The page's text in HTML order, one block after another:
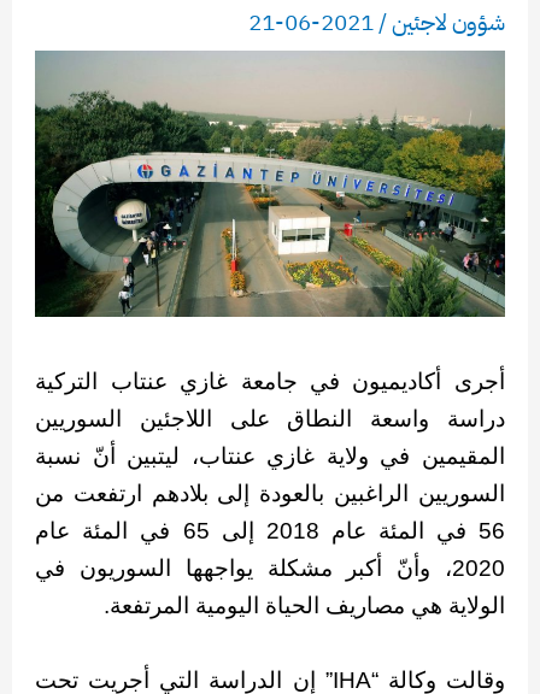
شؤون لاجئين/
2021-06-21
أجرى أكاديميون في جامعة غازي عنتاب التركية
دراسة واسعة النطاق على اللاجئين السوريين
المقيمين في ولاية غازي عنتاب، ليتبين أنّ نسبة
السوريين الراغبين بالعودة إلى بلادهم ارتفعت من
56 في المئة عام 2018 إلى 65 في المئة عام
2020، وأنّ أكبر مشكلة يواجهها السوريون في
الولاية هي مصاريف الحياة اليومية المرتفعة.
وقالت وكالة “IHA” إن الدراسة التي أجريت تحت